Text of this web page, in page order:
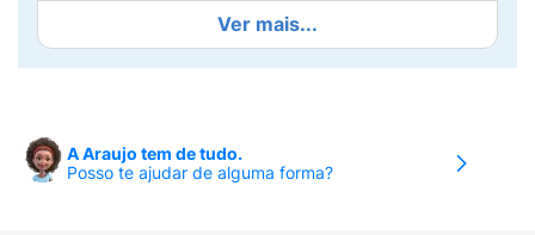
diversão sem limites. O brinquedo foi
projetado para efetuartiros rápidos e de
longo alcance, vindo acompanhado de3
abrir mão da segurança.
Ver mais...
A Araujo tem de tudo.
Posso te ajudar de alguma forma?